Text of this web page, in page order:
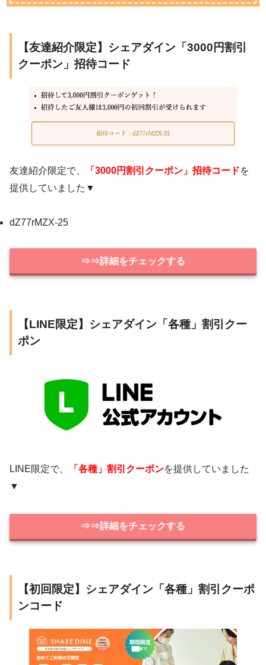
【友達紹介限定】シェアダイン「3000円割引
クーポン」招待コード
友達紹介限定で、 「3000円割引クーポン」招待コードを
提供していました▼
dZ77rMZX-25
⇒⇒詳細をチェックする
【LINE限定】シェアダイン「各種」割引クー
ポン
LINE限定で、 「各種」割引クーポンを提供していました
▼
⇒⇒詳細をチェックする
【初回限定】シェアダイン「各種」割引クーポ
ンコード